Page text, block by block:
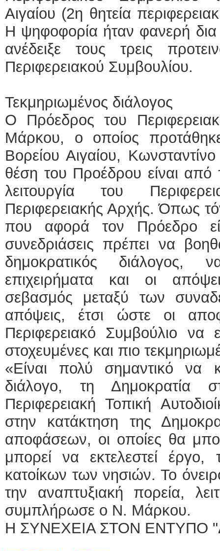
Αιγαίου (2η θητεία
Η ψηφοφορία ήταν φανερή δια
ανέδειξε τους τρεις
Περιφερειακού Συμβουλίου.
Τεκμηριωμένος διάλογος
Ο Πρόεδρος του
Μάρκου, ο οποίος
Βορείου Αιγαίου,
θέση του Προέδρου είναι από
λειτουργία του
Περιφερειακής Αρχής. Όπως
που αφορά τον Πρόεδρο
συνεδριάσεις πρέπει να
δημοκρατικός
επιχειρήματα και οι
σεβασμός μεταξύ των
απόψεις, έτσι ώστε οι
Περιφερειακό Συμβούλιο να
στοχευμένες και πιο
«Είναι πολύ σημαντικό να
διάλογο, τη Δημοκρατία
Περιφερειακή Τοπική
στην κατάκτηση της
αποφάσεων, οι οποίες θα
μπορεί να εκτελεστεί
κατοίκων των νησιών. Το
την αναπτυξιακή πορεία,
συμπλήρωσε ο Ν. Μάρκου.
Η ΣΥΝΕΧΕΙΑ ΣΤΟΝ ΕΝΤΥΠΟ
Σύμβαση με
Ασκληπιού
Μυτιλήνη
τηλ. 22510-